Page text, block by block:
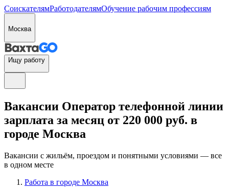
СоискателямРаботодателямОбучение рабочим профессиям
Москва
Ищу работу
Вакансии Оператор телефонной линии
зарплата за месяц от 220 000 руб. в
городе Москва
Вакансии с жильём, проездом и понятными условиями — все
в одном месте
Работа в городе Москва